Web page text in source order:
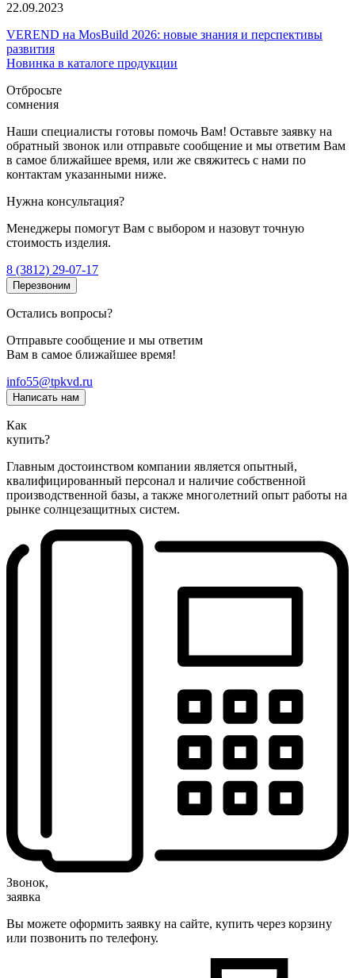
22.09.2023
VEREND на MosBuild 2026: новые знания и перспективы
развития
Новинка в каталоге продукции
Отбросьте
сомнения
Наши специалисты готовы помочь Вам! Оставьте заявку на
обратный звонок или отправьте сообщение и мы ответим Вам
в самое ближайшее время, или же свяжитесь с нами по
контактам указанными ниже.
Нужна консультация?
Менеджеры помогут Вам с выбором и назовут точную
стоимость изделия.
8 (3812) 29-07-17
Перезвоним
Остались вопросы?
Отправьте сообщение и мы ответим
Вам в самое ближайшее время!
info55@tpkvd.ru
Написать нам
Как
купить?
Главным достоинством компании является опытный,
квалифицированный персонал и наличие собственной
производственной базы, а также многолетний опыт работы на
рынке солнцезащитных систем.
Звонок,
заявка
Вы можете оформить заявку на сайте, купить через корзину
или позвонить по телефону.